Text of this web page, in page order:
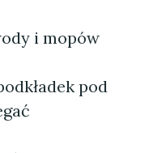
i mopów
pod